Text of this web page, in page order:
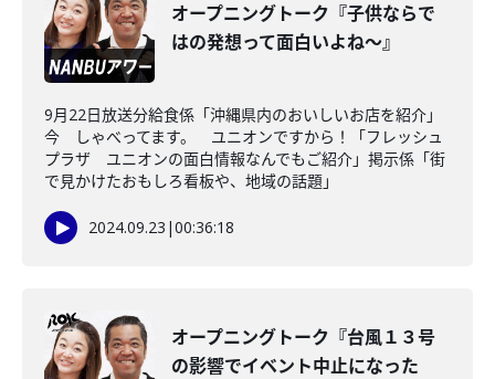
オープニングトーク『子供ならで
はの発想って面白いよね～』
9月22日放送分給食係「沖縄県内のおいしいお店を紹介」
今 しゃべってます。 ユニオンですから！「フレッシュ
プラザ ユニオンの面白情報なんでもご紹介」掲示係「街
で見かけたおもしろ看板や、地域の話題」
2024.09.23 |00:36:18
オープニングトーク『台風１３号
の影響でイベント中止になった